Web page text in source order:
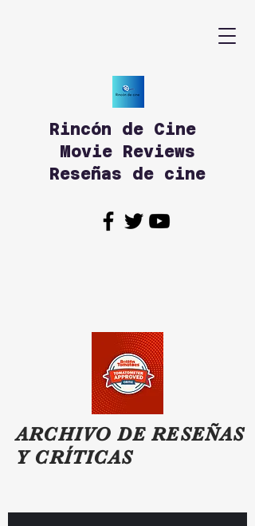
Rincón de Cine
Movie Reviews
Reseñas de cine
ARCHIVO DE RESEÑAS
Y CRÍTICAS